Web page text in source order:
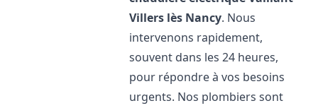
Villers lès Nancy. Nous
intervenons rapidement,
souvent dans les 24 heures,
pour répondre à vos besoins
urgents. Nos plombiers sont